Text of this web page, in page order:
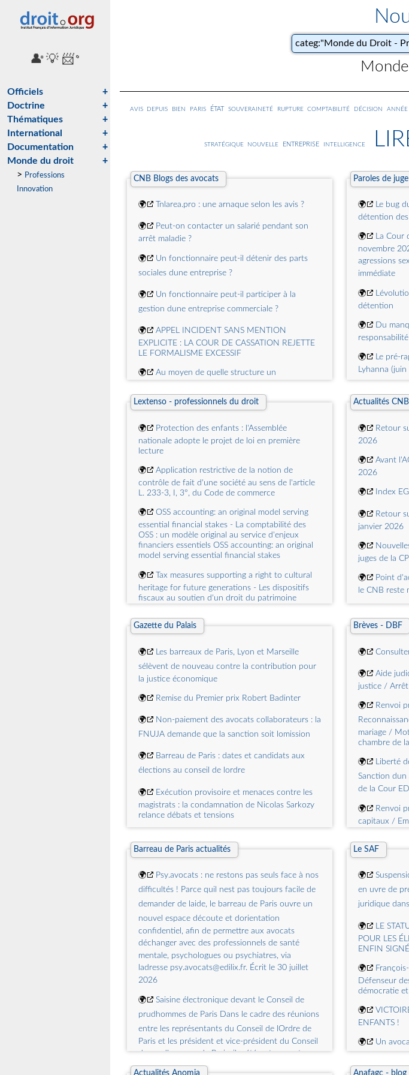
👤🌐 💡ℹ️ 📨🔄
Officiels
+
Doctrine
+
Thématiques
+
International
+
Documentation
+
Monde du droit
+
> Professions
Innovation
avis depuis bien paris état souveraineté rupture comptabilité décision année
stratégique nouvelle entreprise intelligence
CNB Blogs des avocats
🌍 Tnlarea.pro : une arnaque selon les avis ?
🌍
Peut-on contacter un salarié pendant son
arrêt maladie ?
🌍
Un fonctionnaire peut-il détenir des parts
sociales dune entreprise ?
🌍
Un fonctionnaire peut-il participer à la
gestion dune entreprise commerciale ?
🌍
APPEL INCIDENT SANS MENTION
EXPLICITE : LA COUR DE CASSATION REJETTE
LE FORMALISME EXCESSIF
🌍
Au moyen de quelle structure un
production libre des uvres de lesprit ?
avis ?
🌍
Maestrimmo-gestion.com : une arnaque
🌍
Qui doit prouver le respect du temps de
pause : le salarié ou l'employeur ?
Paroles de juge
🌍
Le bug
détention
🌍
La Cour
novembre
agressions
immédiate
🌍
détention
🌍
Du
🌍
Le pré-
Lyhanna (juin
un viol ?
surprise en
l'audience
criminelle ?
Lextenso - professionnels du droit
🌍
Protection des enfants : l'Assemblée
nationale adopte le projet de loi en première
lecture
🌍
Application restrictive de la notion de
contrôle de fait d'une société au sens de l'article
L. 233-3, I, 3°, du Code de commerce
🌍
OSS accounting: an original model serving
essential financial stakes - La comptabilité des
OSS : un modèle original au service d'enjeux
financiers essentiels OSS accounting: an original
model serving essential financial stakes
🌍
Tax measures supporting a right to cultural
heritage for future generations - Les dispositifs
fiscaux au soutien d'un droit du patrimoine
supporting a right to cultural heritage for future
generations
🌍
The challenges of international public sector
normalisation comptable internationale du
secteur public The challenges of international
Les enjeux actuels de la comptabilité publique
Current issues in public sector accounting
🌍
Public accounting standards that must
reflect a world in transition - Des normes
comptables publiques qui doivent refléter un
that must reflect a world in transition
🌍
Financial chronicle of international
international institutions
recent developments? - Le budget dans les
organisations du système de l'ONU : quelle(s)
évolution(s) récente(s) ? Budgeting in UN system
organizations: what recent developments?
Actualités CNB
🌍
Retour
2026
🌍
Avant
2026
🌍 Index
🌍
Retour
janvier 2026
🌍
juges de la CPI
🌍
Point
le CNB reste
situation des
🌍
Une
Gazette du Palais
🌍
Les barreaux de Paris, Lyon et Marseille
sélèvent de nouveau contre la contribution pour
la justice économique
🌍 Remise du Premier prix Robert Badinter
🌍
Non-paiement des avocats collaborateurs : la
FNUJA demande que la sanction soit lomission
🌍
Barreau de Paris : dates et candidats aux
élections au conseil de lordre
🌍
Exécution provisoire et menaces contre les
magistrats : la condamnation de Nicolas Sarkozy
relance débats et tensions
judiciaire contre lantisémitisme
🌍
Le CNB lance une nouvelle édition de son
🌍
MARD : le CNB soppose à lamende civile de
10 000 
🌍
Avocats et LBC-FT : une mobilisation encore
« trop faible », selon Tracfin
Brèves - DBF
🌍
🌍
Aide
justice /
🌍
Renvoi
mariage /
chambre de
🌍
Liberté
Sanction
de la Cour
🌍
Renvoi
capitaux /
🌍
Renvoi
gratuite /
🌍
Droit à
Durée
🌍
Cour EDH
🌍
Recours
Tribunal (Leb
Barreau de Paris actualités
🌍
Psy.avocats : ne restons pas seuls face à nos
difficultés ! Parce quil nest pas toujours facile de
demander de laide, le barreau de Paris ouvre un
nouvel espace découte et dorientation
confidentiel, afin de permettre aux avocats
déchanger avec des professionnels de santé
mentale, psychologues ou psychiatres, via
ladresse psy.avocats@edilix.fr. Écrit le 30 juillet
2026
🌍
Saisine électronique devant le Conseil de
prudhommes de Paris Dans le cadre des réunions
entre les représentants du Conseil de lOrdre de
Paris et les président et vice-président du Conseil
de prudhommes de Paris, il a été notamment
évoqué les points suivants : Flash info Écrit le 27
Le SAF
🌍
en uvre de
juridique
🌍
LE
POUR LES
ENFIN
🌍
Défenseur
démocratie
🌍
ENFANTS !
🌍
Un
Actualités Anomia Anafagc - blog